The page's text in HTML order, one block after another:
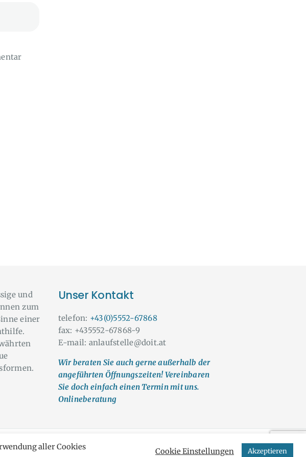
und
zum
einer
Unser Kontakt
telefon: +43(0)5552-67868
fax: +435552-67868-9
E-mail: anlaufstelle@doit.at
Wir beraten Sie auch gerne außerhalb der
angeführten Öffnungszeiten! Vereinbaren
Sie doch einfach einen Termin mit uns.
Onlineberatung
undIMPRESSUM
aller Cookies
Cookie Einstellungen Akzeptieren